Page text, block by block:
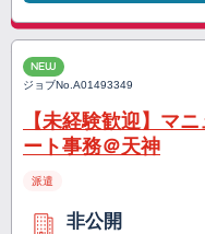
NEW
ジョブNo.A01493349
【未経験歓迎】マ
ート事務＠天神
派遣
非公開